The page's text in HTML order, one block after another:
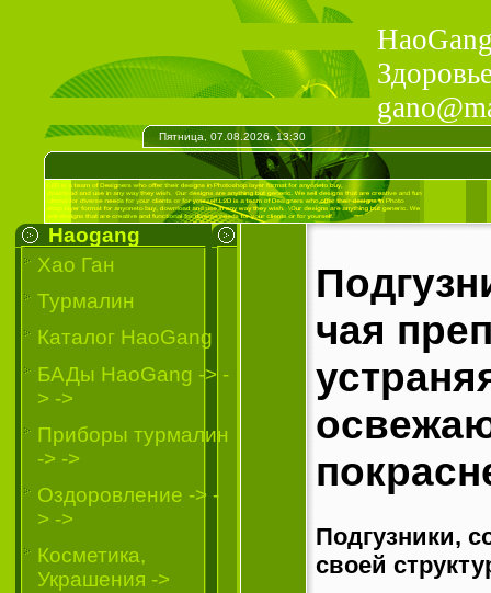
Пятница, 07.08.2026, 13:30
Haogang
Хао Ган
Турмалин
Каталог HaoGang
БАДы HaoGang -> -
> ->
Приборы турмалин
-> ->
Oздоровление -> -
> ->
Косметика,
Украшения ->
чая
Подгузники,
своей